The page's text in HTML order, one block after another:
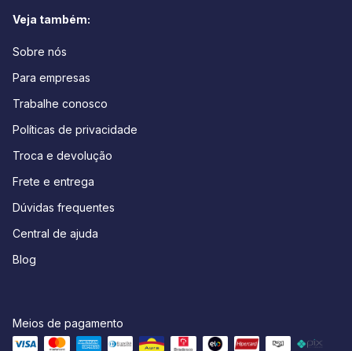
Veja também:
Sobre nós
Para empresas
Trabalhe conosco
Políticas de privacidade
Troca e devolução
Frete e entrega
Dúvidas frequentes
Central de ajuda
Blog
Meios de pagamento